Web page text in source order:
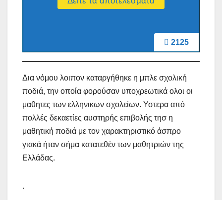
2125
Δια νόμου λοιπον καταργήθηκε η μπλε σχολική
ποδιά, την οποία φορούσαν υποχρεωτικά ολοι οι
μαθητες των ελληνικων σχολείων. Υστερα από
πολλές δεκαετίες αυστηρής επιβολής τησ η
μαθητική ποδιά με τον χαρακτηριστικό άσπρο
γιακά ήταν σήμα κατατεθέν των μαθητριών της
Ελλάδας.
.